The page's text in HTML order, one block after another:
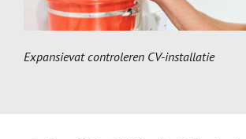
Expansievat controleren CV-installatie